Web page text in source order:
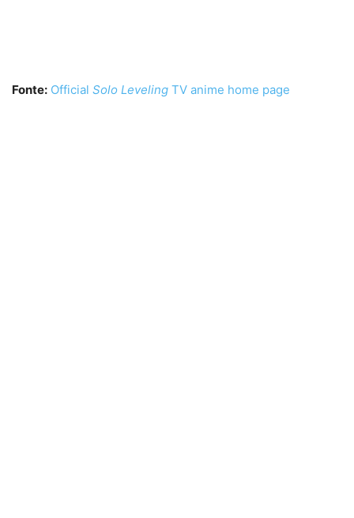
Fonte: Official Solo Leveling TV anime home page